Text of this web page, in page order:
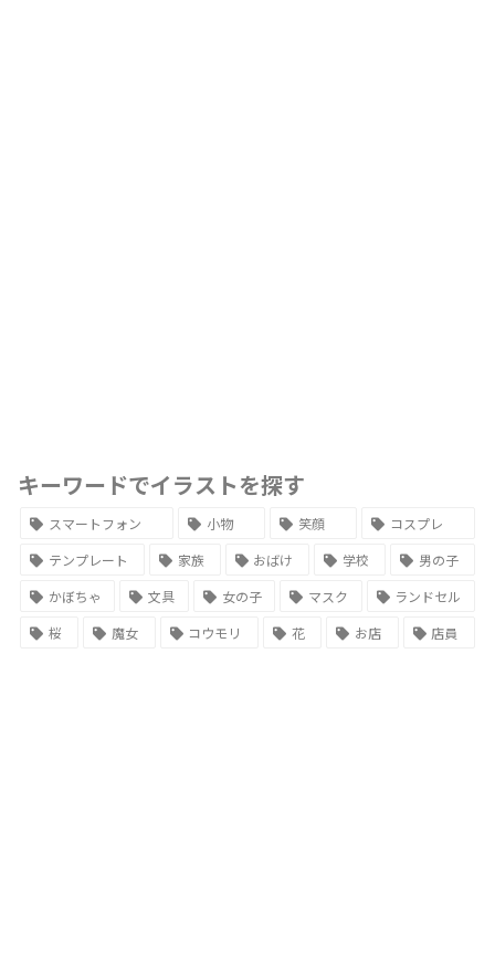
キーワードでイラストを探す
スマートフォン 小物 笑顔
コスプレ
テンプレート
家族 おばけ 学校
男の子
かぼちゃ
文具 女の子 マスク
ランドセル
桜
魔女 コウモリ 花 お店 店員